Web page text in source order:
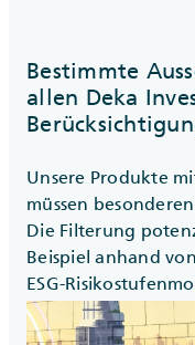
Bestimmte
allen Deka
Unsere Produkte
müssen
Die Filterung
Beispiel anhand
ESG-